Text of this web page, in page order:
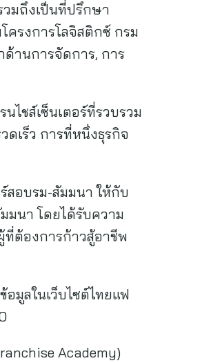
วมถึงเป็นที่ปรึกษา
ครงการโลจิสติกซ์ กรม
ด้านการจัดการ, การ
ไชส์เซ็นเตอร์ที่รวบรวม
ดเร็ว การที่หนึ่งธุรกิจ
สอบรม-สัมมนา ให้กับ
มนา โดยได้รับความ
ต้องการก้าวสู้อาชีพ
มูลในเว็บไซต์ไทยแฟ
Academy)